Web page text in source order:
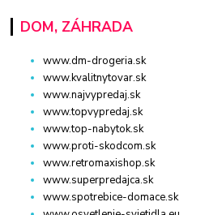
DOM, ZÁHRADA
www.dm-drogeria.sk
www.kvalitnytovar.sk
www.najvypredaj.sk
www.topvypredaj.sk
www.top-nabytok.sk
www.proti-skodcom.sk
www.retromaxishop.sk
www.superpredajca.sk
www.spotrebice-domace.sk